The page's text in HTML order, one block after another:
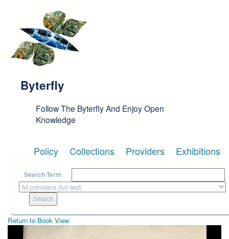
Byterfly
Follow The Byterfly And Enjoy Open
Knowledge
Policy Collections Providers Exhibitions
Search Term
Return to Book View